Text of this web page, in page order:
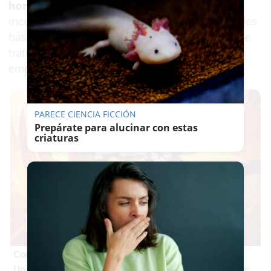
horas, cambios organizativos sin planificación,
incumplimientos reiterados de derechos laborales
básicos y lo que describen como "situaciones de
trato vejatorio por parte de responsables de la
empresa".
Corepunk MMORPG
Un verdadero MMORPG de la vieja escuela ¡Cómo los de
PARECE CIENCIA FICCIÓN
Prepárate para alucinar con estas
criaturas